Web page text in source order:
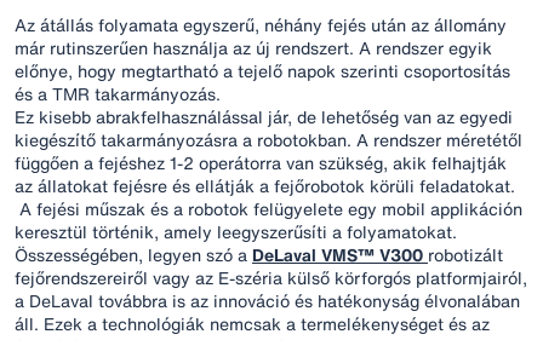
Az átállás folyamata egyszerű, néhány fejés után az állomány
már rutinszerűen használja az új rendszert. A rendszer egyik
előnye, hogy megtartható a tejelő napok szerinti csoportosítás
és a TMR takarmányozás.
Ez kisebb abrakfelhasználással jár, de lehetőség van az egyedi
kiegészítő takarmányozásra a robotokban. A rendszer méretétől
függően a fejéshez 1-2 operátorra van szükség, akik felhajtják
az állatokat fejésre és ellátják a fejőrobotok körüli feladatokat.
A fejési műszak és a robotok felügyelete egy mobil applikáción
keresztül történik, amely leegyszerűsíti a folyamatokat.
Összességében, legyen szó a DeLaval VMS™ V300 robotizált
fejőrendszereiről vagy az E-széria külső körforgós platformjairól,
a DeLaval továbbra is az innováció és hatékonyság élvonalában
áll. Ezek a technológiák nemcsak a termelékenységet és az